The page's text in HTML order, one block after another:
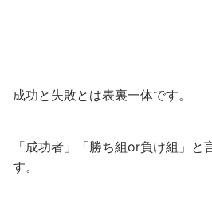
成功と失敗とは表裏一体です。
「成功者」「勝ち組or負け組」と
す。